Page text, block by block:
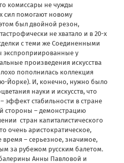
комиссары не чужды
сил помогают новому
этом был двойной резон,
не хватало и в 20-х
с теми же Соединенными
экспроприированные у
произведения искусства
пополнилась коллекция
Йорке). И, конечно, нужно было
науки и искусств, что
эффект стабильности в стране
стороны – демонстрацию
стран капиталистического
очень аристократическое,
время – серьезное, значимое,
за рубежом русским балетом.
Анны Павловой и